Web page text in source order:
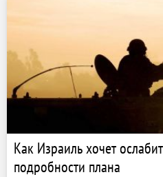
Как Израиль хочет
подробности плана